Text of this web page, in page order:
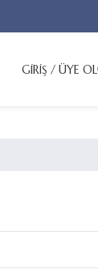
GIRIŞ / ÜYE OL